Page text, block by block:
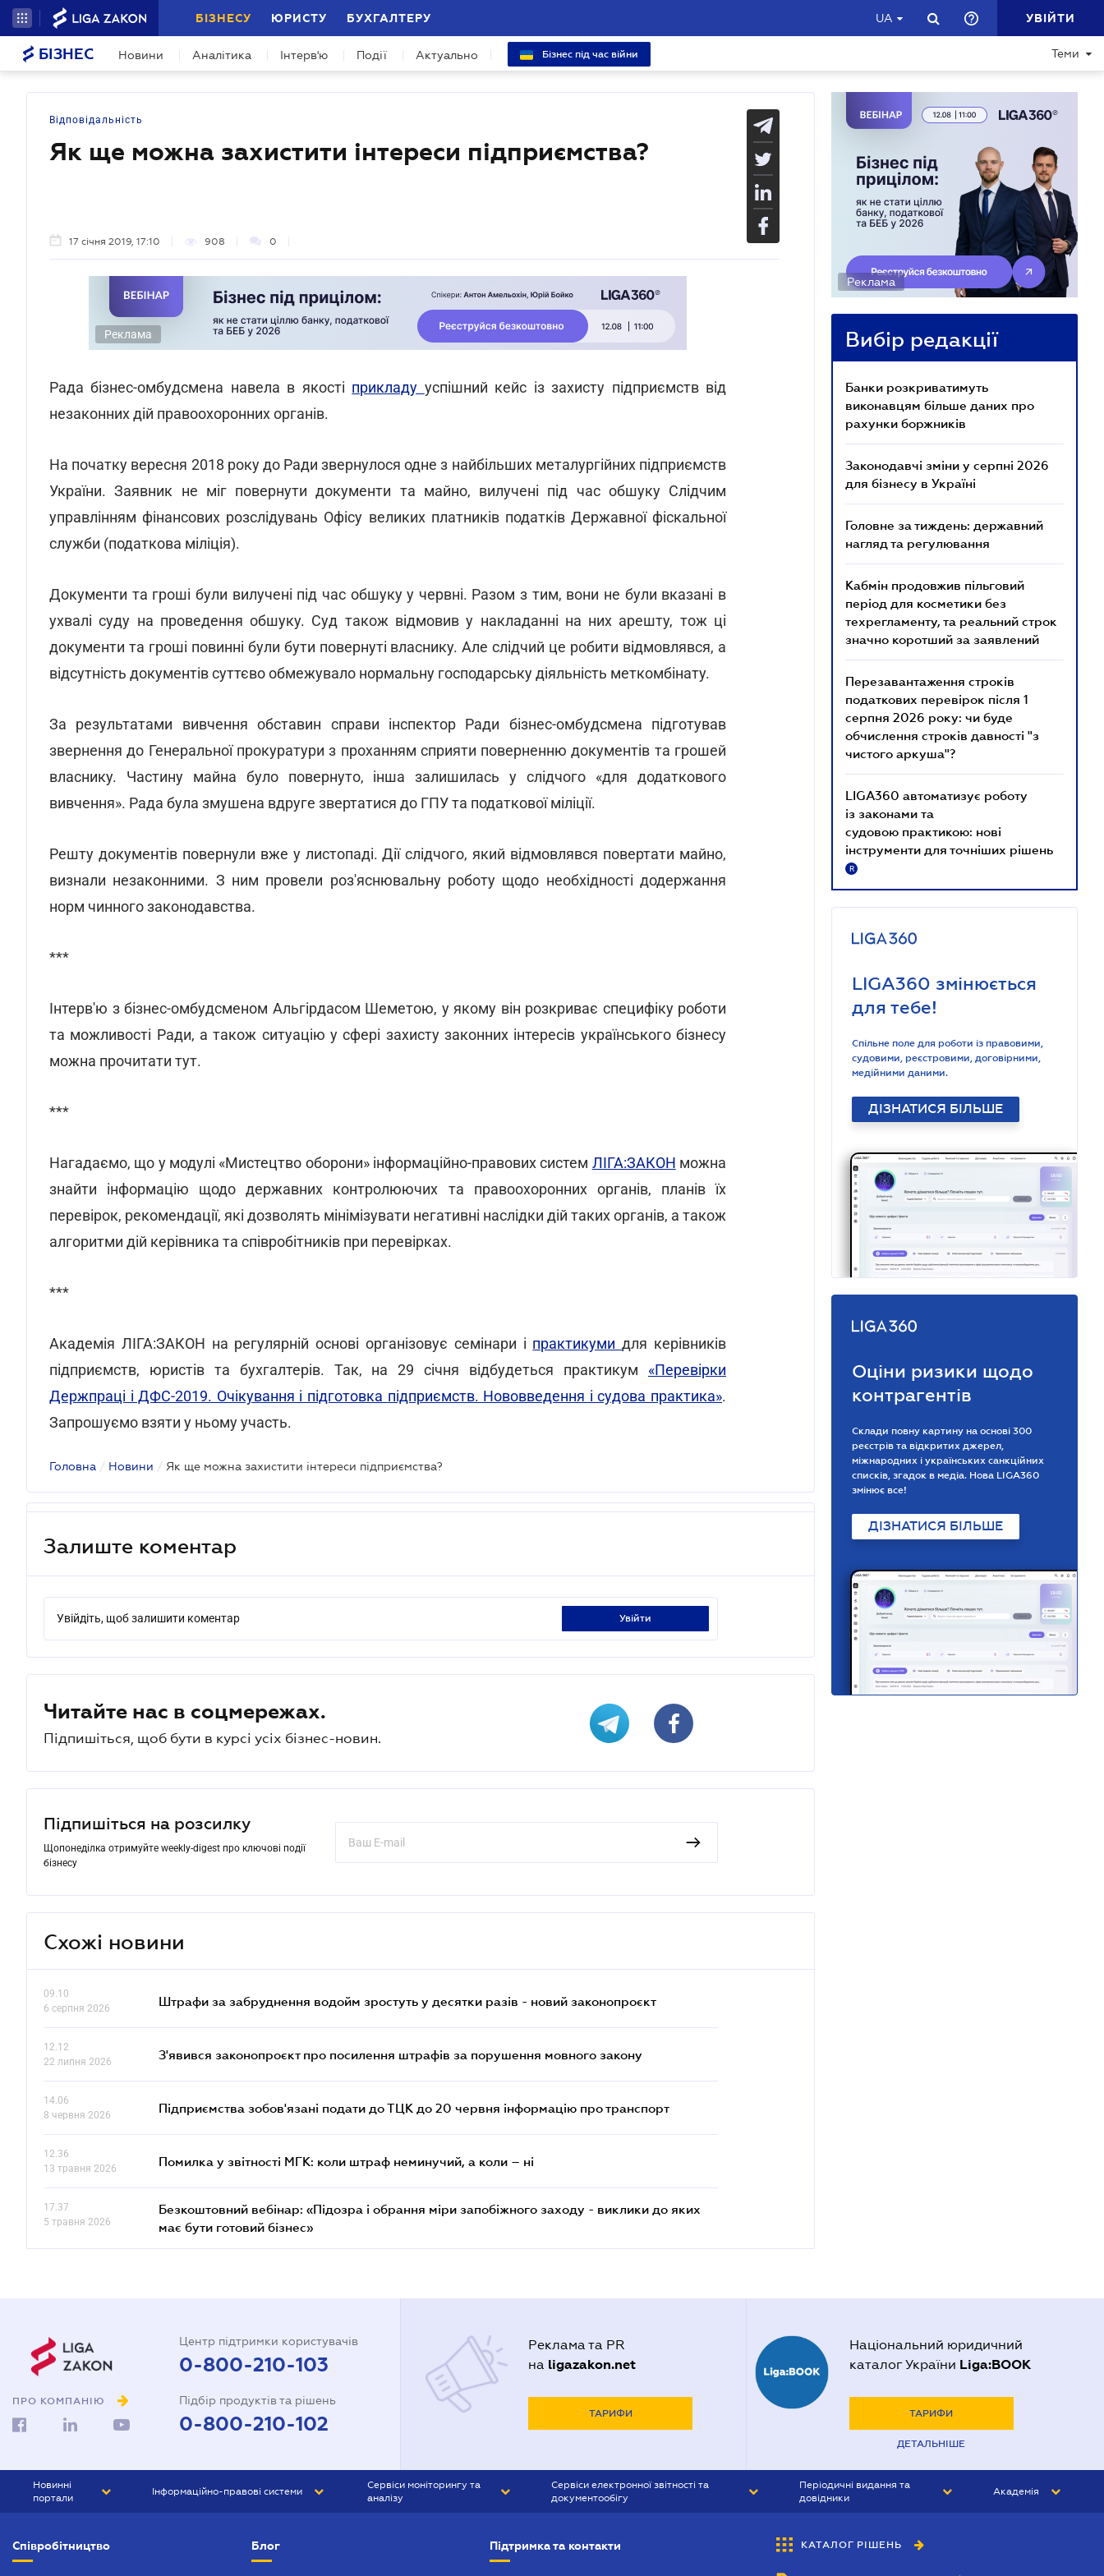
БІЗНЕСУ ЮРИСТУ БУХГАЛТЕРУ UA УВІЙТИ
БІЗНЕС Новини Аналітика Інтерв'ю Події Актуально Бізнес під час війни Теми
Відповідальність
Як ще можна захистити інтереси підприємства?
17 січня 2019, 17:10 908 0
Реклама
Рада бізнес-омбудсмена навела в якості прикладу успішний кейс із захисту підприємств від
незаконних дій правоохоронних органів.
На початку вересня 2018 року до Ради звернулося одне з найбільших металургійних підприємств
України. Заявник не міг повернути документи та майно, вилучені під час обшуку Слідчим
управлінням фінансових розслідувань Офісу великих платників податків Державної фіскальної
служби (податкова міліція).
Документи та гроші були вилучені під час обшуку у червні. Разом з тим, вони не були вказані в
ухвалі суду на проведення обшуку. Суд також відмовив у накладанні на них арешту, тож ці
документи та гроші повинні були бути повернуті власнику. Але слідчий це робити відмовлявся, а
відсутність документів суттєво обмежувало нормальну господарську діяльність меткомбінату.
За результатами вивчення обставин справи інспектор Ради бізнес-омбудсмена підготував
звернення до Генеральної прокуратури з проханням сприяти поверненню документів та грошей
власнику. Частину майна було повернуто, інша залишилась у слідчого «для додаткового
вивчення». Рада була змушена вдруге звертатися до ГПУ та податкової міліції.
Решту документів повернули вже у листопаді. Дії слідчого, який відмовлявся повертати майно,
визнали незаконними. З ним провели роз'яснювальну роботу щодо необхідності додержання
норм чинного законодавства.
***
Інтерв'ю з бізнес-омбудсменом Альгірдасом Шеметою, у якому він розкриває специфіку роботи
та можливості Ради, а також ситуацію у сфері захисту законних інтересів українського бізнесу
можна прочитати тут.
***
Нагадаємо, що у модулі «Мистецтво оборони» інформаційно-правових систем ЛІГА:ЗАКОН можна
знайти інформацію щодо державних контролюючих та правоохоронних органів, планів їх
перевірок, рекомендації, які дозволять мінімізувати негативні наслідки дій таких органів, а також
алгоритми дій керівника та співробітників при перевірках.
***
Академія ЛІГА:ЗАКОН на регулярній основі організовує семінари і практикумидля керівників
підприємств, юристів та бухгалтерів. Так, на 29 січня відбудеться практикум «Перевірки
Держпраці і ДФС-2019. Очікування і підготовка підприємств. Нововведення і судова практика».
Запрошуємо взяти у ньому участь.
Головна / Новини / Як ще можна захистити інтереси підприємства?
Залиште коментар
Увійдіть, щоб залишити коментар увійти
Читайте нас в соцмережах.
Підпишіться, щоб бути в курсі усіх бізнес-новин.
Підпишіться на розсилку
Щопонеділка отримуйте weekly-digest про ключові події
бізнесу
Схожі новини
09.10
6 серпня 2026
Штрафи за забруднення водойм зростуть у десятки разів - новий законопроєкт
12.12
22 липня 2026
З'явився законопроєкт про посилення штрафів за порушення мовного закону
14.06
8 червня 2026
Підприємства зобов'язані подати до ТЦК до 20 червня інформацію про транспорт
12.36
13 травня 2026
Помилка у звітності МГК: коли штраф неминучий, а коли – ні
17.37
5 травня 2026
Безкоштовний вебінар: «Підозра і обрання міри запобіжного заходу - виклики до яких
має бути готовий бізнес»
Реклама
Вибір редакції
Банки розкриватимуть
виконавцям більше даних про
рахунки боржників
Законодавчі зміни у серпні 2026
для бізнесу в Україні
Головне за тиждень: державний
нагляд та регулювання
Кабмін продовжив пільговий
період для косметики без
техрегламенту, та реальний строк
значно коротший за заявлений
Перезавантаження строків
податкових перевірок після 1
серпня 2026 року: чи буде
обчислення строків давності "з
чистого аркуша"?
LIGA360 автоматизує роботу
із законами та
судовою практикою: нові
інструменти для точніших рішень
R
LIGA360 змінюється
для тебе!
Спільне поле для роботи із правовими,
судовими, реєстровими, договірними,
медійними даними.
ДІЗНАТИСЯ БІЛЬШЕ
Оціни ризики щодо
контрагентів
Склади повну картину на основі 300
реєстрів та відкритих джерел,
міжнародних і українських санкційних
списків, згадок в медіа. Нова LIGA360
змінює все!
ДІЗНАТИСЯ БІЛЬШЕ
ПРО КОМПАНІЮ
Центр підтримки користувачів
0-800-210-103
Підбір продуктів та рішень
0-800-210-102
Реклама та PR
на ligazakon.net
ТАРИФИ
Національний юридичний
каталог України Liga:BOOK
ТАРИФИ
ДЕТАЛЬНІШЕ
Новинні
портали
БІЗНЕС
Інформаційно-правові системи
Сервіси моніторингу та
аналізу
Сервіси електронної звітності та
документообігу
Періодичні видання та
довідники
БУХГАЛТЕР&ЗАКОН
Академія
Співробітництво Блог Підтримка та контакти КАТАЛОГ РІШЕНЬ